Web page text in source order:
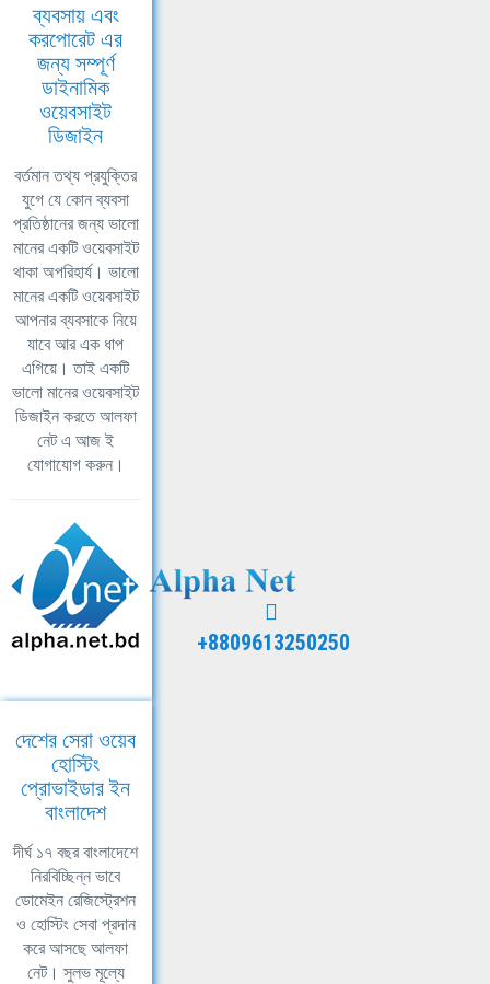
ব্যবসায় এবং
করপোরেট এর
জন্য সম্পূর্ণ
ডাইনামিক
ওয়েবসাইট
ডিজাইন
বর্তমান তথ্য প্রযুক্তির
যুগে যে কোন ব্যবসা
প্রতিষ্ঠানের জন্য ভালো
মানের একটি ওয়েবসাইট
থাকা অপরিহার্য। ভালো
মানের একটি ওয়েবসাইট
আপনার ব্যবসাকে নিয়ে
যাবে আর এক ধাপ
এগিয়ে। তাই একটি
ভালো মানের ওয়েবসাইট
ডিজাইন করতে আলফা
নেট এ আজ ই
যোগাযোগ করুন।
+8809613250250
দেশের সেরা ওয়েব
হোস্টিং
প্রোভাইডার ইন
বাংলাদেশ
দীর্ঘ ১৭ বছর বাংলাদেশে
নিরবিচ্ছিন্ন ভাবে
ডোমেইন রেজিস্ট্রেশন
ও হোস্টিং সেবা প্রদান
করে আসছে আলফা
নেট। সুলভ মূল্যে